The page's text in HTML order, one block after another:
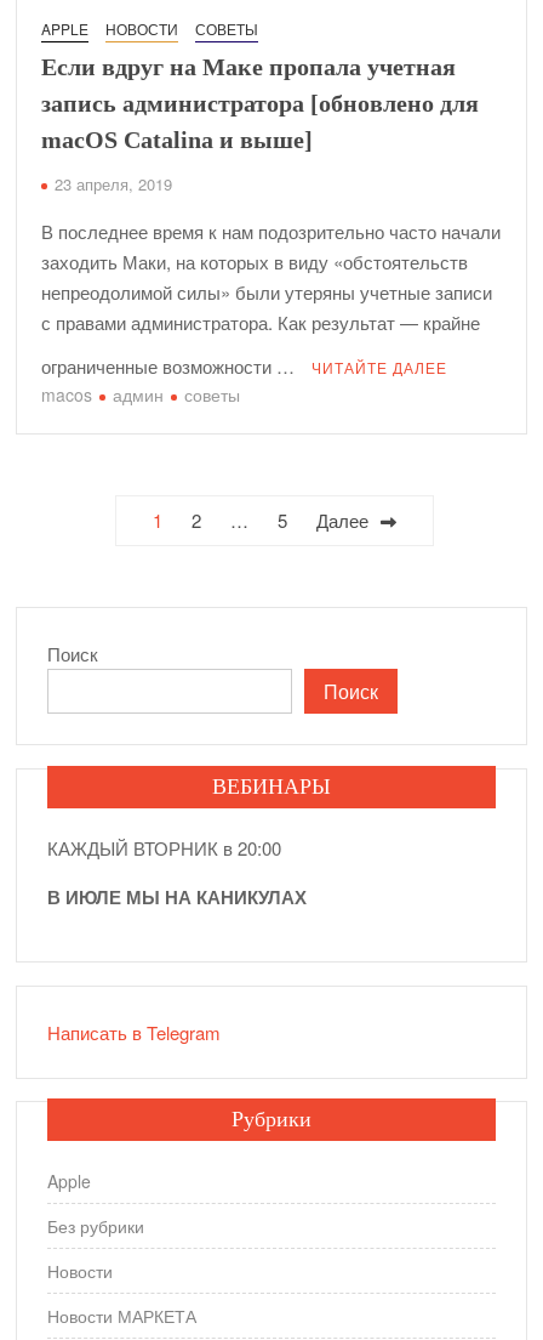
APPLE НОВОСТИ СОВЕТЫ
Если вдруг на Маке пропала учетная
запись администратора [обновлено для
macOS Catalina и выше]
23 апреля, 2019
В последнее время к нам подозрительно часто начали
заходить Маки, на которых в виду «обстоятельств
непреодолимой силы» были утеряны учетные записи
с правами администратора. Как результат — крайне
ограниченные возможности …
ЧИТАЙТЕ ДАЛЕЕ
macos админ советы
Пагинация
1 2 … 5 Далее
Поиск
Поиск
ВЕБИНАРЫ
КАЖДЫЙ ВТОРНИК в 20:00
В ИЮЛЕ МЫ НА КАНИКУЛАХ
Написать в Telegram
Рубрики
Apple
Без рубрики
Новости
Новости МАРКЕТА